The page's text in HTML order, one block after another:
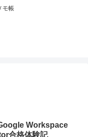
モ帳
Workspace
合格体験記